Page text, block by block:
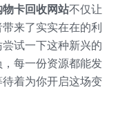
物卡回收网站不仅让
来了实实在在的利
试一下这种新兴的
每一份资源都能发
着为你开启这场变